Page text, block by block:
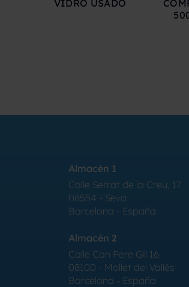
VIDRO USADO
Almacén 1
Calle Serrat de la Creu, 17
08554 - Seva
Barcelona - España
Almacén 2
Calle Can Pere Gil 16
08100 - Mollet del Vallés
Barcelona - España